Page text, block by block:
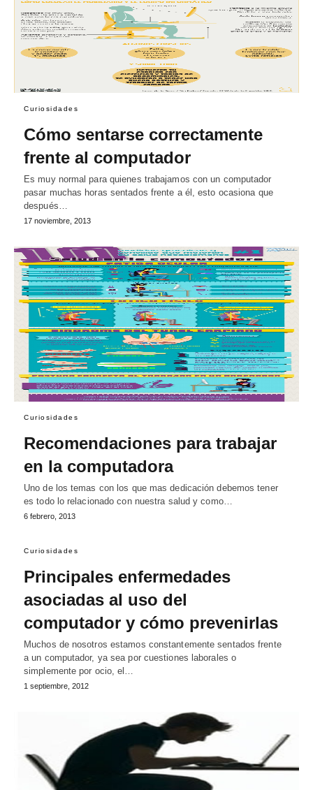
Curiosidades
Cómo sentarse correctamente
frente al computador
Es muy normal para quienes trabajamos con un computador
pasar muchas horas sentados frente a él, esto ocasiona que
después…
17 noviembre, 2013
Curiosidades
Recomendaciones para trabajar
en la computadora
Uno de los temas con los que mas dedicación debemos tener
es todo lo relacionado con nuestra salud y como…
6 febrero, 2013
Curiosidades
Principales enfermedades
asociadas al uso del
computador y cómo prevenirlas
Muchos de nosotros estamos constantemente sentados frente
a un computador, ya sea por cuestiones laborales o
simplemente por ocio, el…
1 septiembre, 2012